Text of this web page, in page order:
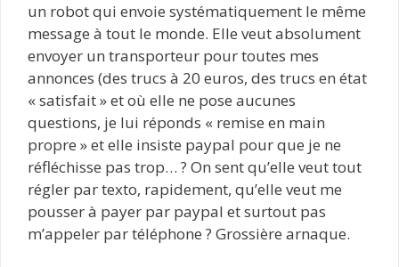
un robot qui envoie systématiquement le même
message à tout le monde. Elle veut absolument
envoyer un transporteur pour toutes mes
annonces (des trucs à 20 euros, des trucs en état
« satisfait » et où elle ne pose aucunes
questions, je lui réponds « remise en main
propre » et elle insiste paypal pour que je ne
réfléchisse pas trop… ? On sent qu’elle veut tout
régler par texto, rapidement, qu’elle veut me
pousser à payer par paypal et surtout pas
m’appeler par téléphone ? Grossière arnaque.